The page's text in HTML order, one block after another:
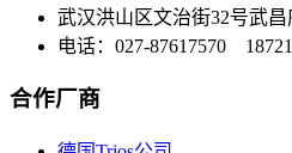
武汉洪山区文治街32号武
电话：027-87617570
合作厂商